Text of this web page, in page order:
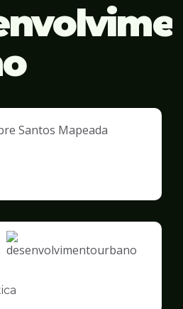
Ilustração